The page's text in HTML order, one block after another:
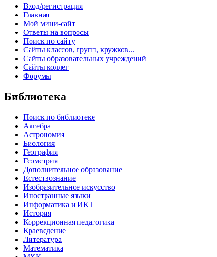
Вход/регистрация
Главная
Мой мини-сайт
Ответы на вопросы
Поиск по сайту
Сайты классов, групп, кружков...
Сайты образовательных учреждений
Сайты коллег
Форумы
Библиотека
Поиск по библиотеке
Алгебра
Астрономия
Биология
География
Геометрия
Дополнительное образование
Естествознание
Изобразительное искусство
Иностранные языки
Информатика и ИКТ
История
Коррекционная педагогика
Краеведение
Литература
Математика